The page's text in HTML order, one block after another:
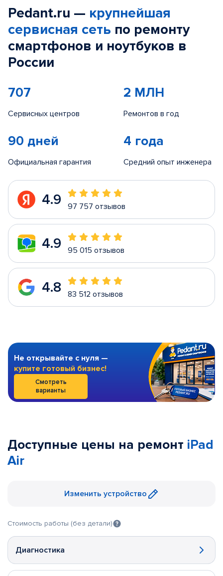
Pedant.ru — крупнейшая
сервисная сеть по ремонту
смартфонов и ноутбуков в
России
707
Сервисных центров
2 МЛН
Ремонтов в год
90 дней
Официальная гарантия
4 года
Средний опыт инженера
4.9 97 757 отзывов
4.9 95 015 отзывов
4.8 83 512 отзывов
Не открывайте с нуля —
купите готовый бизнес!
Смотреть
варианты
Доступные цены на ремонт iPad
Air
Изменить устройство
Стоимость работы (без детали)
Диагностика